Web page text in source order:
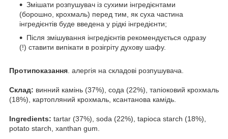
Змішати розпушувач із сухими інгредієнтами
(борошно, крохмаль) перед тим, як суха частина
інгредієнтів буде введена у рідкі інгредієнти;
Після змішування інгредієнтів рекомендується одразу
(!) ставити випікати в розігріту духову шафу.
Протипоказання . алергія на складові розпушувача.
Склад: винний камінь (37%), сода (22%), тапіоковий крохмаль
(18%), картопляний крохмаль, ксантанова камідь.
Ingredients: tartar (37%), soda (22%), tapioca starch (18%),
potato starch, xanthan gum.